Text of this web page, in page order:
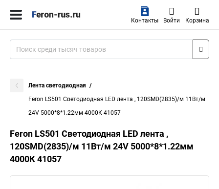
Контакты Войти Корзина
Лента светодиодная
Feron LS501 Светодиодная LED лента , 120SMD(2835)/м 11Вт/м
24V 5000*8*1.22мм 4000К 41057
Feron LS501 Светодиодная LED лента ,
120SMD(2835)/м 11Вт/м 24V 5000*8*1.22мм
4000К 41057